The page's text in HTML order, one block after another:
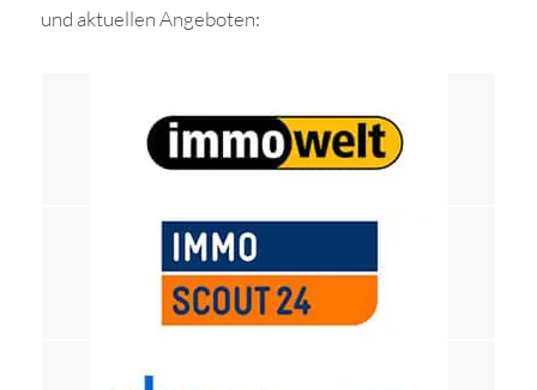
und aktuellen Angeboten: